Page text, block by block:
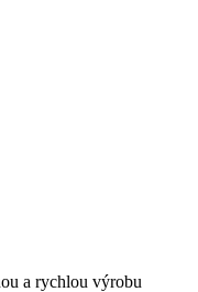
a rychlou výrobu